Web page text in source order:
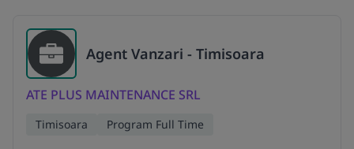
Agent Vanzari - Timisoara
ATE PLUS MAINTENANCE SRL
Timisoara Program Full Time